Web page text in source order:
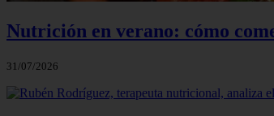
Nutrición en verano: cómo
31/07/2026